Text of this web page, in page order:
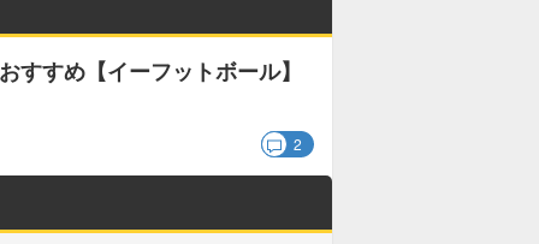
すすめ【イーフットボール】
2